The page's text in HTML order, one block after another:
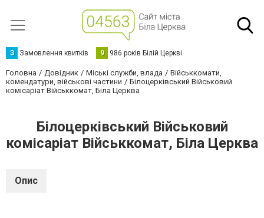
З Замовлення квитків 9 986 років Білій Церкві
Головна Довідник Міські служби, влада
Військкомати,
комендатури, військові частини
Білоцерківський Військовий
комісаріат Військкомат, Біла Церква
Білоцерківський Військовий
комісаріат Військкомат, Біла Церква
Опис